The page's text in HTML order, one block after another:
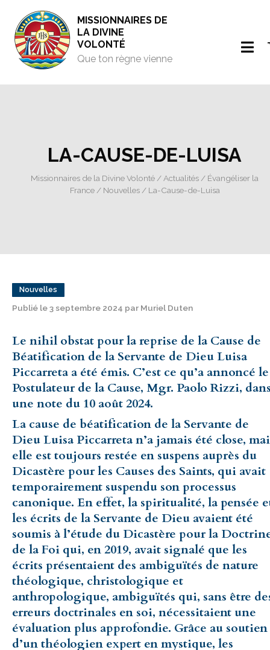
MISSIONNAIRES DE
LA DIVINE
VOLONTÉ
Que ton règne vienne
LA-CAUSE-DE-LUISA
Missionnaires de la Divine Volonté / Actualités / Évangéliser la
France/ Nouvelles/ La-Cause-de-Luisa
Nouvelles
Publié le 3 septembre 2024 par Muriel Duten
Le nihil obstat pour la reprise de la Cause de
Béatification de la Servante de Dieu Luisa
Piccarreta a été émis. C’est ce qu’a annoncé le
Postulateur de la Cause, Mgr. Paolo Rizzi,
une note du 10 août 2024.
La cause de béatification de la Servante de
Dieu Luisa Piccarreta n’a jamais été close,
elle est toujours restée en suspens auprès du
Dicastère pour les Causes des Saints, qui avait
temporairement suspendu son processus
canonique. En effet, la spiritualité, la pensée
les écrits de la Servante de Dieu avaient été
soumis à l’étude du Dicastère pour la
de la Foi qui, en 2019, avait signalé que les
écrits présentaient des ambiguïtés de nature
théologique, christologique et
anthropologique, ambiguïtés qui, sans être
erreurs doctrinales en soi, nécessitaient une
évaluation plus approfondie. Grâce au soutien
d’un théologien expert en mystique, les